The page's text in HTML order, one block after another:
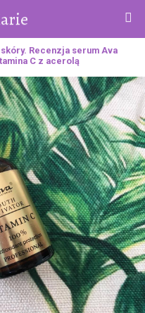
Recenzja serum Ava
C z acerolą